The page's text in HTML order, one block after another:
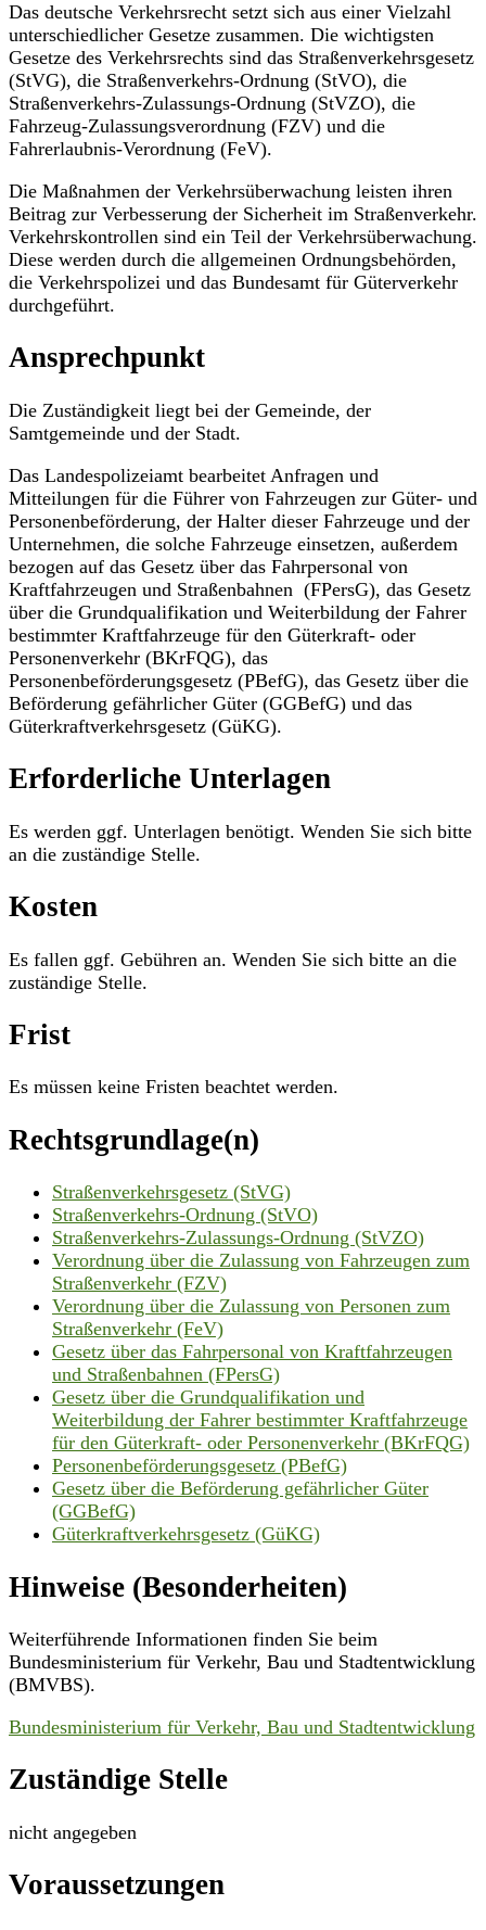
Das deutsche Verkehrsrecht setzt sich aus einer Vielzahl
unterschiedlicher Gesetze zusammen. Die wichtigsten
Gesetze des Verkehrsrechts sind das Straßenverkehrsgesetz
(StVG), die Straßenverkehrs-Ordnung (StVO), die
Straßenverkehrs-Zulassungs-Ordnung (StVZO), die
Fahrzeug-Zulassungsverordnung (FZV) und die
Fahrerlaubnis-Verordnung (FeV).
Die Maßnahmen der Verkehrsüberwachung leisten ihren
Beitrag zur Verbesserung der Sicherheit im Straßenverkehr.
Verkehrskontrollen sind ein Teil der Verkehrsüberwachung.
Diese werden durch die allgemeinen Ordnungsbehörden,
die Verkehrspolizei und das Bundesamt für Güterverkehr
durchgeführt.
Ansprechpunkt
Die Zuständigkeit liegt bei der Gemeinde, der
Samtgemeinde und der Stadt.
Das Landespolizeiamt bearbeitet Anfragen und
Mitteilungen für die Führer von Fahrzeugen zur Güter- und
Personenbeförderung, der Halter dieser Fahrzeuge und der
Unternehmen, die solche Fahrzeuge einsetzen, außerdem
bezogen auf das Gesetz über das Fahrpersonal von
Kraftfahrzeugen und Straßenbahnen (FPersG), das Gesetz
über die Grundqualifikation und Weiterbildung der Fahrer
bestimmter Kraftfahrzeuge für den Güterkraft- oder
Personenverkehr (BKrFQG), das
Personenbeförderungsgesetz (PBefG), das Gesetz über die
Beförderung gefährlicher Güter (GGBefG) und das
Güterkraftverkehrsgesetz (GüKG).
Erforderliche Unterlagen
Es werden ggf. Unterlagen benötigt. Wenden Sie sich bitte
an die zuständige Stelle.
Kosten
Es fallen ggf. Gebühren an. Wenden Sie sich bitte an die
zuständige Stelle.
Frist
Es müssen keine Fristen beachtet werden.
Rechtsgrundlage(n)
Straßenverkehrsgesetz (StVG)
Straßenverkehrs-Ordnung (StVO)
Straßenverkehrs-Zulassungs-Ordnung (StVZO)
Verordnung über die Zulassung von Fahrzeugen zum
Straßenverkehr (FZV)
Verordnung über die Zulassung von Personen zum
Straßenverkehr (FeV)
Gesetz über das Fahrpersonal von Kraftfahrzeugen
und Straßenbahnen (FPersG)
Gesetz über die Grundqualifikation und
Weiterbildung der Fahrer bestimmter Kraftfahrzeuge
für den Güterkraft- oder Personenverkehr (BKrFQG)
Personenbeförderungsgesetz (PBefG)
Gesetz über die Beförderung gefährlicher Güter
(GGBefG)
Güterkraftverkehrsgesetz (GüKG)
Hinweise (Besonderheiten)
Weiterführende Informationen finden Sie beim
Bundesministerium für Verkehr, Bau und Stadtentwicklung
(BMVBS).
Bundesministerium für Verkehr, Bau und Stadtentwicklung
Zuständige Stelle
nicht angegeben
Voraussetzungen